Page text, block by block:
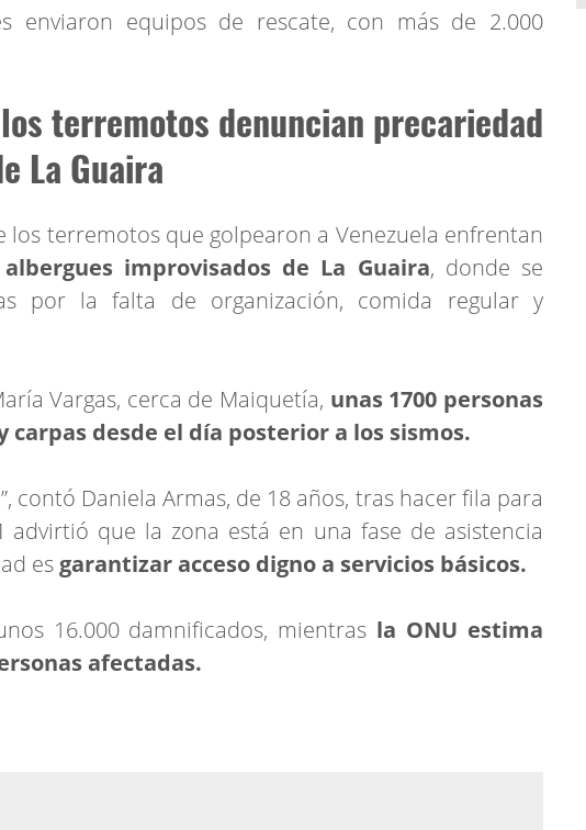
enviaron equipos de rescate, con más de 2.000
terremotos denuncian precariedad
La Guaira
los terremotos que golpearon a Venezuela enfrentan
albergues improvisados de La Guaira, donde se
por la falta de organización, comida regular y
Vargas, cerca de Maiquetía, unas 1700 personas
carpas desde el día posterior a los sismos.
contó Daniela Armas, de 18 años, tras hacer fila para
advirtió que la zona está en una fase de asistencia
es garantizar acceso digno a servicios básicos.
16.000 damnificados, mientras la ONU estima
afectadas.